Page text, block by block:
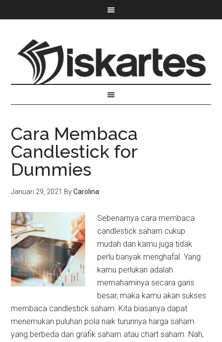
Cara Membaca
Candlestick for
Dummies
Januari 29, 2021 ByCarolina
Sebenarnya cara membaca
candlestick saham cukup
mudah dan kamu juga tidak
perlu banyak menghafal. Yang
kamu perlukan adalah
memahaminya secara garis
besar, maka kamu akan sukses
membaca candlestick saham. Kita biasanya dapat
menemukan puluhan pola naik turunnya harga saham
yang berbeda dari grafik saham atau chart saham. Nah,